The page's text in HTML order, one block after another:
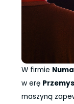
W firmie
w erę
maszyną